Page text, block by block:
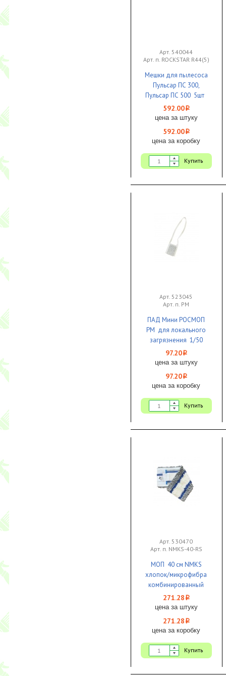
Арт. 540044
Арт. п. ROCKSTAR R44(5)
Мешки для пылесоса
Пульсар ПС 300,
Пульсар ПС 500 5шт
1/1
592.00i
цена за штуку
592.00i
цена за коробку
Купить
Арт. 523045
Арт. п. РМ
ПАД Мини РОСМОП
РМ для локального
загрязнения 1/50
97.20i
цена за штуку
97.20i
цена за коробку
Купить
Арт. 530470
Арт. п. NМКS-40-RS
МОП 40 см NМКS
хлопок/микрофибра
комбинированный
широкая
полоса карман/язык
271.28 i
цена за штуку
271.28 i
цена за коробку
Купить